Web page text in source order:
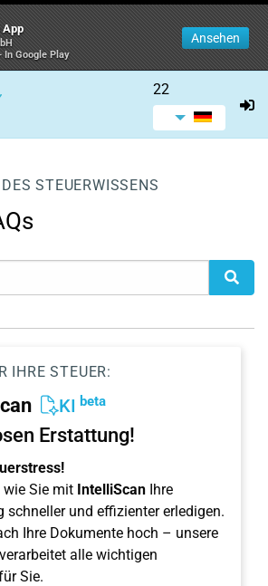
App
In Google Play
Ansehen
22
STEUERWISSENS
IHRE STEUER:
KI beta
Erstattung!
wie Sie mit IntelliScan Ihre
schneller und effizienter erledigen.
Ihre Dokumente hoch – unsere
alle wichtigen
Sie.